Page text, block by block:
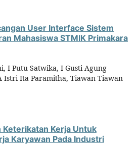
User Interface Sistem
Mahasiswa STMIK Primakara
I Putu Satwika, I Gusti Agung
Istri Ita Paramitha, Tiawan Tiawan
Keterikatan Kerja Untuk
Karyawan Pada Industri